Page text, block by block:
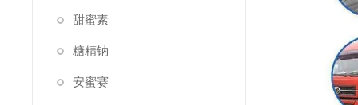
甜蜜素
糖精钠
安蜜赛